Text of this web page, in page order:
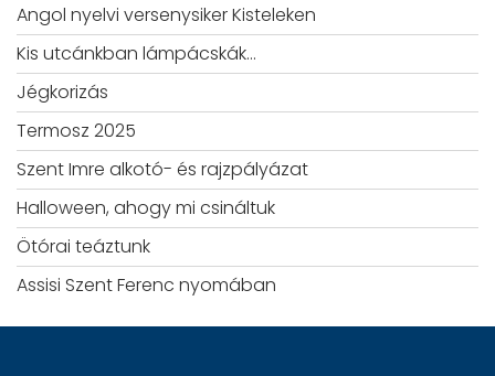
Angol nyelvi versenysiker Kisteleken
Kis utcánkban lámpácskák…
Jégkorizás
Termosz 2025
Szent Imre alkotó- és rajzpályázat
Halloween, ahogy mi csináltuk
Ötórai teáztunk
Assisi Szent Ferenc nyomában